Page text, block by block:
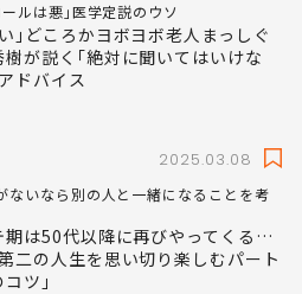
ルは悪｣医学定説のウソ
｣どころかヨボヨボ老人まっしぐ
が説く｢絶対に聞いてはいけな
ドバイス
2025.03.08
ないなら別の人と一緒になることを考
期は50代以降に再びやってくる…
二の人生を思い切り楽しむパート
ツ｣